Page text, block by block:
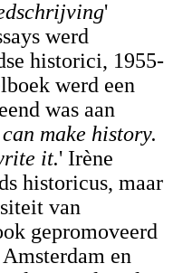
'
werd
historici, 1955-
werd een
was aan
make history.
it.' Irène
historicus, maar
van
gepromoveerd
en